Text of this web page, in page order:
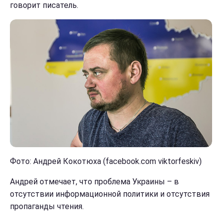
говорит писатель.
Фото: Андрей Кокотюха (facebook.com viktorfeskiv)
Андрей отмечает, что проблема Украины – в
отсутствии информационной политики и отсутствия
пропаганды чтения.